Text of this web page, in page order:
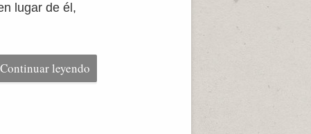
lugar de él,
Continuar leyendo